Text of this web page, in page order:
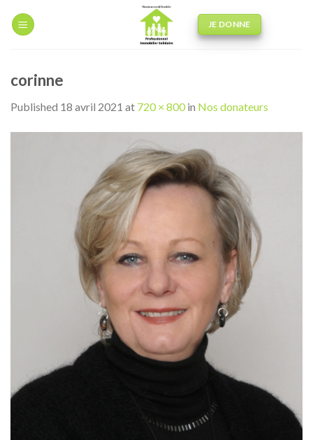
JE DONNE
corinne
Published 18 avril 2021 at 720 × 800in Nos donateurs